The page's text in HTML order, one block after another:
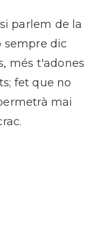
parlem de la
sempre dic
més t'adones
fet que no
mai